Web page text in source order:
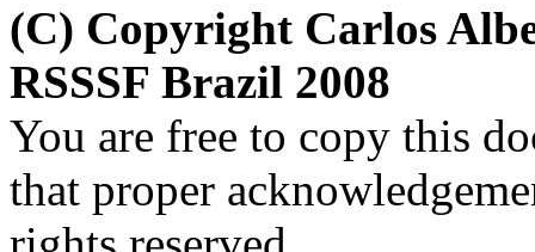
(C) Copyright Carlos
RSSSF Brazil 2008
You are free to copy this
that proper